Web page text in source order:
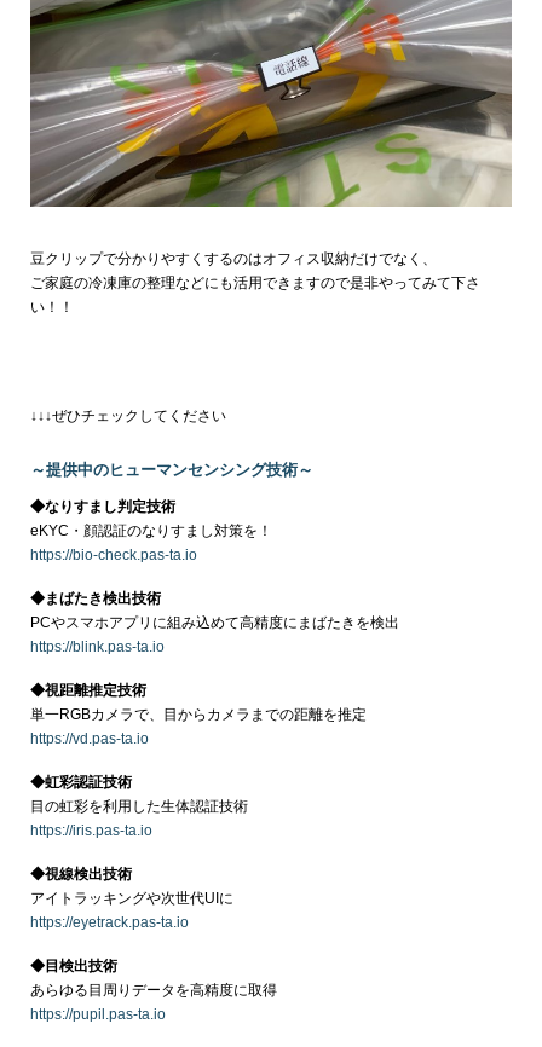
豆クリップで分かりやすくするのはオフィス収納だけでなく、
ご家庭の冷凍庫の整理などにも活用できますので是非やってみて下さ
い！！
↓↓↓ぜひチェックしてください
～提供中のヒューマンセンシング技術～
◆なりすまし判定技術
eKYC・顔認証のなりすまし対策を！
https://bio-check.pas-ta.io
◆まばたき検出技術
PCやスマホアプリに組み込めて高精度にまばたきを検出
https://blink.pas-ta.io
◆視距離推定技術
単一RGBカメラで、目からカメラまでの距離を推定
https://vd.pas-ta.io
◆虹彩認証技術
目の虹彩を利用した生体認証技術
https://iris.pas-ta.io
◆視線検出技術
アイトラッキングや次世代UIに
https://eyetrack.pas-ta.io
◆目検出技術
あらゆる目周りデータを高精度に取得
https://pupil.pas-ta.io